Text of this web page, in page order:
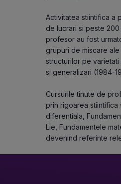
Activitatea stiintifica a
de lucrari si peste
profesor au fost
grupuri de miscare
structurilor pe
si generalizari (1984-
Cursurile tinute de
prin rigoarea stiintifica
diferentiala,
Lie, Fundamentele
devenind referinte